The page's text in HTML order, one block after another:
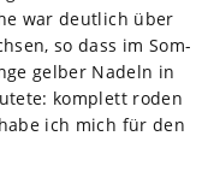
war deut­lich über
so dass im Som­
gel­ber Nadeln in
kom­plett roden
ich mich für den